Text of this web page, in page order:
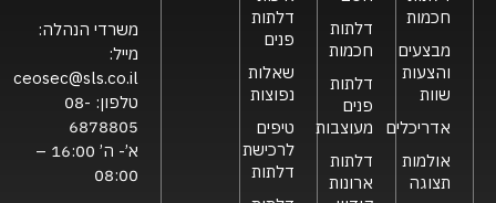
חכמות
מבצעים
והצעות
שוות
אדריכלים
אולמות
תצוגה
דלתות
חכמות
דלתות
פנים
מעוצבות
דלתות
ארונות
דלתות
פנים
שאלות
נפוצות
טיפים
לרכישת
דלתות
משרדי הנהלה:
מייל:
ceosec@sls.co.il
טלפון: 08-
6878805
א’- ה’ 16:00 –
08:00